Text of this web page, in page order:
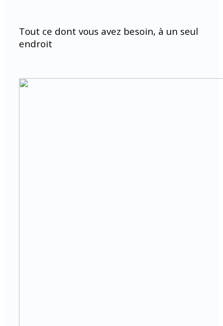
Tout ce dont vous avez besoin, à un seul
endroit